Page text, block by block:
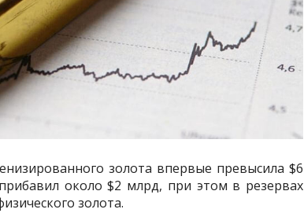
золота впервые превысила $6
около $2 млрд, при этом в резервах
золота.